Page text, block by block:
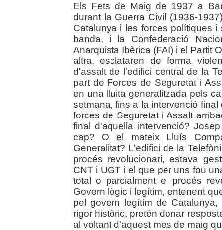
Els Fets de Maig de 1937 a
durant la Guerra Civil (1936-
Catalunya i les forces polítiques
banda, i la Confederació
Anarquista Ibèrica (FAI) i el Partit
altra, esclataren de forma
d'assalt de l'edifici central de la
part de Forces de Seguretat i
en una lluita generalitzada pels
setmana, fins a la intervenció
forces de Seguretat i Assalt
final d'aquella intervenció?
cap? O el mateix Lluís
Generalitat? L'edifici de la
procés revolucionari, estava
CNT i UGT i el que per uns fou
total o parcialment el procés
Govern lògic i legítim, entenent
pel govern legítim de
rigor històric, pretén donar
al voltant d'aquest mes de maig